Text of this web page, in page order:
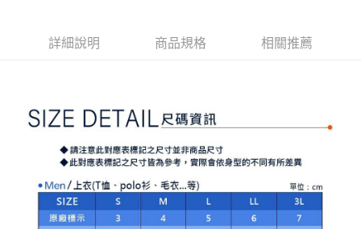
資料（包含姓名、電話或地址）提供予台灣大哥大進項蒐集、處理及利用，
※ 交易是否成功請以「AFTEE先享後付 」之結帳頁面顯示為準，若有關於
是否繳費成功／繳費後需取消欲退款等相關疑問，請聯繫「AFTEE先享後付
１．透過由恩沛科技股份有限公司提供之「AFTEE先享後付」服務完成之交
易，需依本服務之必要範圍內提供個人資料，並將交易相關給付款項請求債
２．關於個人資料處理事宜，請瀏覽以下網址：
https://aftee.tw/terms/#terms3
３．未成年的使用者請事先徵得法定代理人或監護人之同意方可使用
「AFTEE先享後付」，若未經同意申辦者引起之損失，本公司不負相關責
４．使用「AFTEE先享後付」時，將依據個別帳號之用戶狀況，依本公司即
付款後萊爾富取貨
免運費
免運費
詳細說明 商品規格 相關推薦